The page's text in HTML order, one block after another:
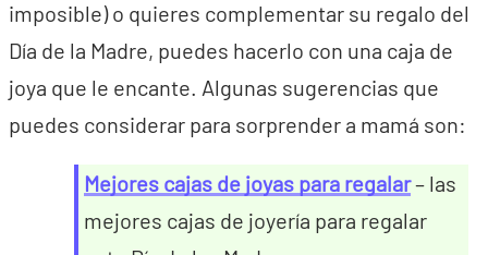
imposible) o quieres complementar su regalo del
Día de la Madre, puedes hacerlo con una caja de
joya que le encante. Algunas sugerencias que
puedes considerar para sorprender a mamá son:
Mejores cajas de joyas para regalar– las
mejores cajas de joyería para regalar